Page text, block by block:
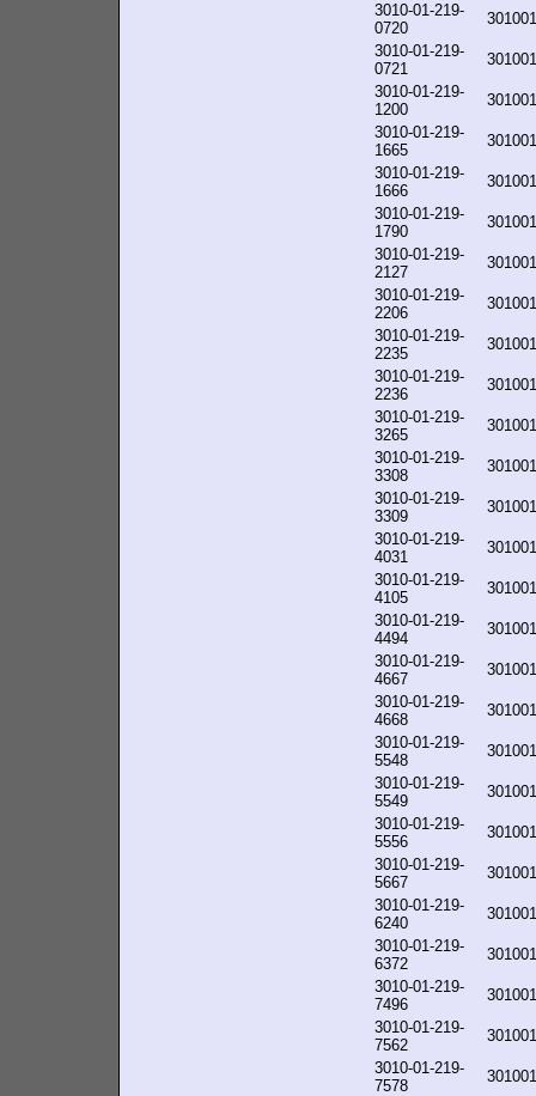
3010-01-219-
0720
3010-01-219-
0721
3010-01-219-
1200
3010-01-219-
1665
3010-01-219-
1666
3010-01-219-
1790
3010-01-219-
2127
3010-01-219-
2206
3010-01-219-
2235
3010-01-219-
2236
3010-01-219-
3265
3010-01-219-
3308
3010-01-219-
3309
3010-01-219-
4031
3010-01-219-
4105
3010-01-219-
4494
3010-01-219-
4667
3010-01-219-
4668
3010-01-219-
5548
3010-01-219-
5549
3010-01-219-
5556
3010-01-219-
5667
3010-01-219-
6240
3010-01-219-
6372
3010-01-219-
7496
3010-01-219-
7562
3010-01-219-
7578